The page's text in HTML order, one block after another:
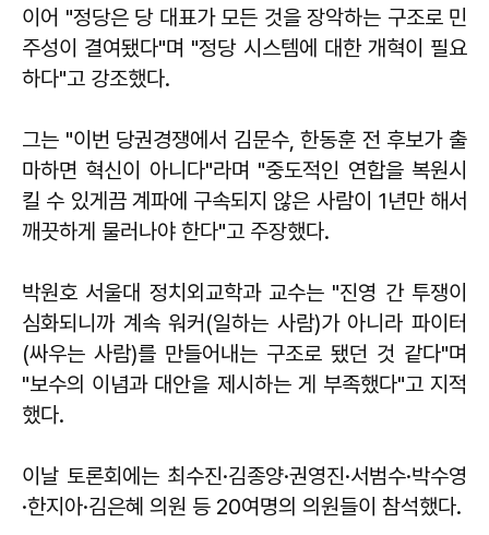
이어 "정당은 당 대표가 모든 것을 장악하는 구조로 민
주성이 결여됐다"며 "정당 시스템에 대한 개혁이 필요
하다"고 강조했다.
그는 "이번 당권경쟁에서 김문수, 한동훈 전 후보가 출
마하면 혁신이 아니다"라며 "중도적인 연합을 복원시
킬 수 있게끔 계파에 구속되지 않은 사람이 1년만 해서
깨끗하게 물러나야 한다"고 주장했다.
박원호 서울대 정치외교학과 교수는 "진영 간 투쟁이
심화되니까 계속 워커(일하는 사람)가 아니라 파이터
(싸우는 사람)를 만들어내는 구조로 됐던 것 같다"며
"보수의 이념과 대안을 제시하는 게 부족했다"고 지적
했다.
이날 토론회에는 최수진·김종양·권영진·서범수·박수영
·한지아·김은혜 의원 등 20여명의 의원들이 참석했다.